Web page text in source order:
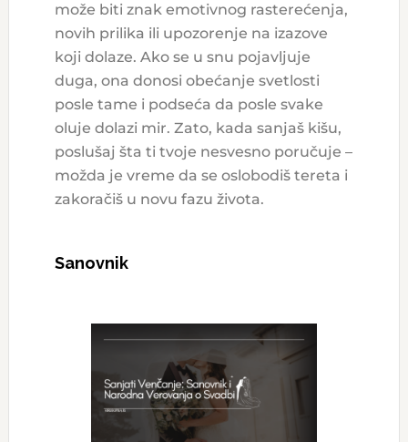
može biti znak emotivnog rasterećenja,
novih prilika ili upozorenje na izazove
koji dolaze. Ako se u snu pojavljuje
duga, ona donosi obećanje svetlosti
posle tame i podseća da posle svake
oluje dolazi mir. Zato, kada sanjaš kišu,
poslušaj šta ti tvoje nesvesno poručuje –
možda je vreme da se oslobodiš tereta i
zakoračiš u novu fazu života.
Sanovnik